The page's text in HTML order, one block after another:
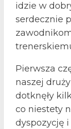
idzie w
serdecznie
Pierwsza
naszej
dotknęły
co niestety
dyspozycję